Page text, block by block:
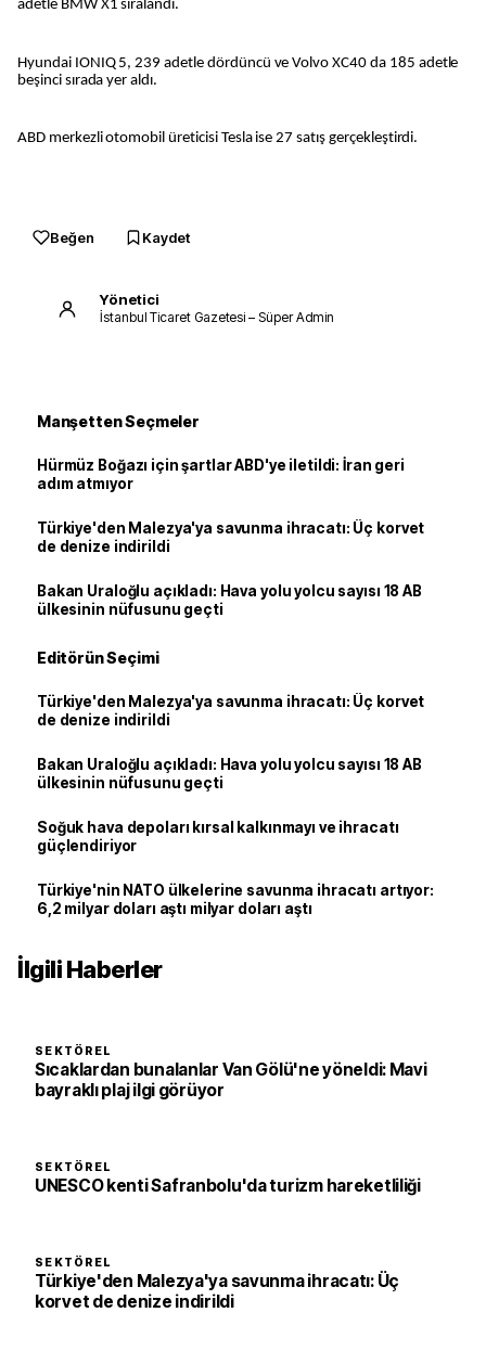
adetle BMW X1 sıralandı.
Hyundai IONIQ 5, 239 adetle dördüncü ve Volvo XC40 da 185 adetle
beşinci sırada yer aldı.
ABD merkezli otomobil üreticisi Tesla ise 27 satış gerçekleştirdi.
Beğen Kaydet
Yönetici
İstanbul Ticaret Gazetesi – Süper Admin
Manşetten Seçmeler
Hürmüz Boğazı için şartlar ABD'ye iletildi: İran geri
adım atmıyor
Türkiye'den Malezya'ya savunma ihracatı: Üç korvet
de denize indirildi
Bakan Uraloğlu açıkladı: Hava yolu yolcu sayısı 18 AB
ülkesinin nüfusunu geçti
Editörün Seçimi
Türkiye'den Malezya'ya savunma ihracatı: Üç korvet
de denize indirildi
Bakan Uraloğlu açıkladı: Hava yolu yolcu sayısı 18 AB
ülkesinin nüfusunu geçti
Soğuk hava depoları kırsal kalkınmayı ve ihracatı
güçlendiriyor
Türkiye'nin NATO ülkelerine savunma ihracatı artıyor:
6,2 milyar doları aştı milyar doları aştı
İlgili Haberler
SEKTÖREL
Sıcaklardan bunalanlar Van Gölü'ne yöneldi: Mavi
bayraklı plaj ilgi görüyor
SEKTÖREL
UNESCO kenti Safranbolu'da turizm hareketliliği
SEKTÖREL
Türkiye'den Malezya'ya savunma ihracatı: Üç
korvet de denize indirildi